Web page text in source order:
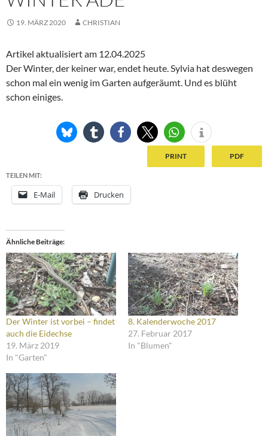
19. MÄRZ 2020 CHRISTIAN
Artikel aktualisiert am 12.04.2025
Der Winter, der keiner war, endet heute. Sylvia hat deswegen
schon mal ein wenig im Garten aufgeräumt. Und es blüht
schon einiges.
PRINT PDF
TEILEN MIT:
E-Mail Drucken
Ähnliche Beiträge
Der Winter ist vorbei – findet
auch die Eidechse
19. März 2019
In "Garten"
8. Kalenderwoche 2017
27. Februar 2017
In "Blumen"